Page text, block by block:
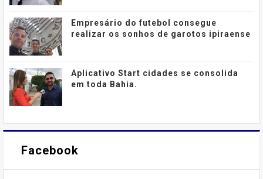
Empresário do futebol consegue
realizar os sonhos de garotos ipiraense
Aplicativo Start cidades se consolida
em toda Bahia.
Facebook